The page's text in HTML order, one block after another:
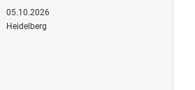
05.10.2026
Heidelberg